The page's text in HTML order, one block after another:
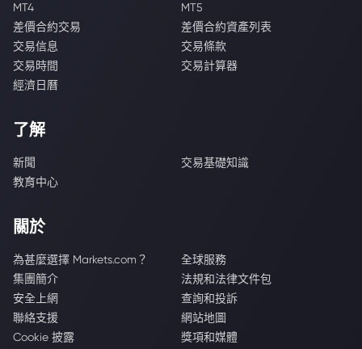
MT4
MT5
差價合約交易
差價合約資產列表
交易信息
交易條款
交易時間
交易計算器
經濟日曆
了解
新聞
交易基礎知識
教育中心
關於
為甚麼選擇 Markets.com？
全球服務
集團簡介
法規和法律文件包
安全上網
查詢和投訴
聯絡支援
網站地圖
Cookie 披露
獎項和媒體